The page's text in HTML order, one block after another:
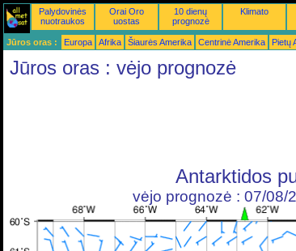
Palydovinės
nuotraukos
Orai Oro
uostas
10 dienų
prognozė
Klimato
Jūros oras : Europa Afrika Šiaurės Amerika Centrinė Amerika Pietų
Jūros oras : vėjo prognozė
Antarktidos
vėjo prognozė : 07/08/